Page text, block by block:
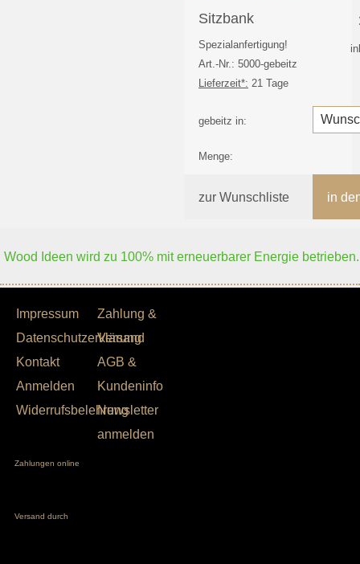
Sitzbank
Spezialanfertigung!
Art.-Nr.: 5000-gebeitz
Lieferzeit*: 21 Tage
gebeitz in:
Menge:
zur Wunschliste in
Wood Ideen wird zu 100% mit erneuerbarer Energie betrieben.
Impressum
Datenschutzerklärung
Kontakt
Anmelden
Widerrufsbelehrung
Zahlung &
Versand
AGB &
Kundeninfo
Newsletter
anmelden
Zahlungen online
Versand durch